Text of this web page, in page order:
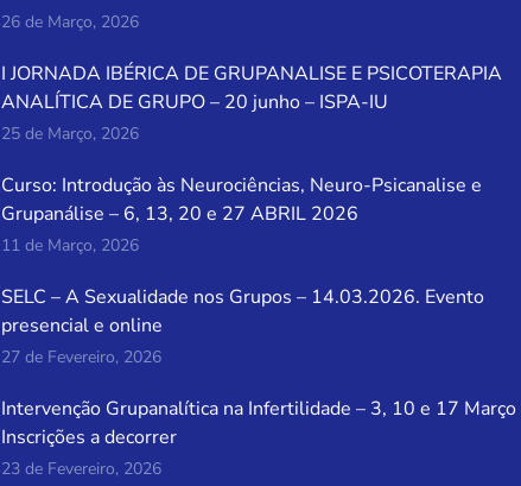
26 de Março, 2026
I JORNADA IBÉRICA DE GRUPANALISE E PSICOTERAPIA
ANALÍTICA DE GRUPO – 20 junho – ISPA-IU
25 de Março, 2026
Curso: Introdução às Neurociências, Neuro-Psicanalise e
Grupanálise – 6, 13, 20 e 27 ABRIL 2026
11 de Março, 2026
SELC – A Sexualidade nos Grupos – 14.03.2026. Evento
presencial e online
27 de Fevereiro, 2026
Intervenção Grupanalítica na Infertilidade – 3, 10 e 17 Março
Inscrições a decorrer
23 de Fevereiro, 2026